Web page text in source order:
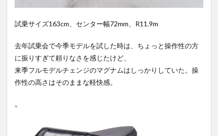
試乗サイズ163cm、センター幅72mm、R11.9m
去年試乗会で今季モデルを試した時は、ちょっと操作性の方
に振りすぎて頼りなさを感じたけど、
来季フルモデルチェンジのマグナムはしっかりしていた。操
作性の高さはそのままな軽快感。